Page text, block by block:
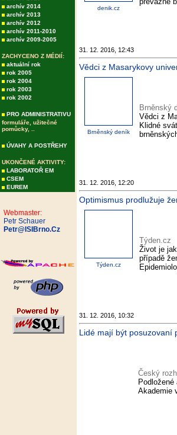
archív 2014
archív 2013
archív 2012
archív 2011-2010
archív 2009-2005
ZACHYCENO Z MÉDIÍ:
aktuální rok
rok 2005
rok 2004
rok 2003
rok 2002
PRO ADMINISTRATIVU
formuláře, užitečné
pomůcky, ..
ÚVAHY A POSTŘEHY
UKONČENÉ AKTIVITY:
LABORATOŘ EM
CSEM
EUREM
Webmaster:
Petr Schauer
Petr@ISIBrno.Cz
denik.cz
31. 12. 2016, 12:43
Vědci z Masarykovy
Brněnský deník
Brněnský
Vědci z
Klidné
31. 12. 2016, 12:20
Optimismus prodlužuje
Týden.cz
Týden.cz
Život je
případě
31. 12. 2016, 10:32
Lidé mají být posuzovaní
Český
Akademie